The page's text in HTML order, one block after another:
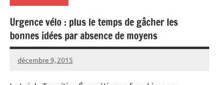
Aménagements
cyclables
règlements
Urgence vélo : plus le temps de gâcher les
bonnes idées par absence de moyens
décembre 9, 2015
Vélocité
Aucun